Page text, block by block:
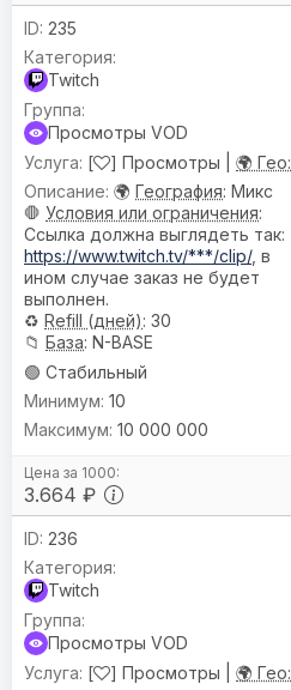
235
Twitch
Просмотры VOD
[
] Просмотры | 🌍 Гео:
🌍 География: Микс
🛑 Условия или ограничения:
Ссылка должна выглядеть так:
https://www.twitch.tv/***/clip/, в
ином случае заказ не будет
выполнен.
♻️ Refill (дней): 30
📁 База: N-BASE
🟢 Стабильный
3.664 ₽
10
10 000 000
236
Twitch
Просмотры VOD
[
] Просмотры | 🌍 Гео: